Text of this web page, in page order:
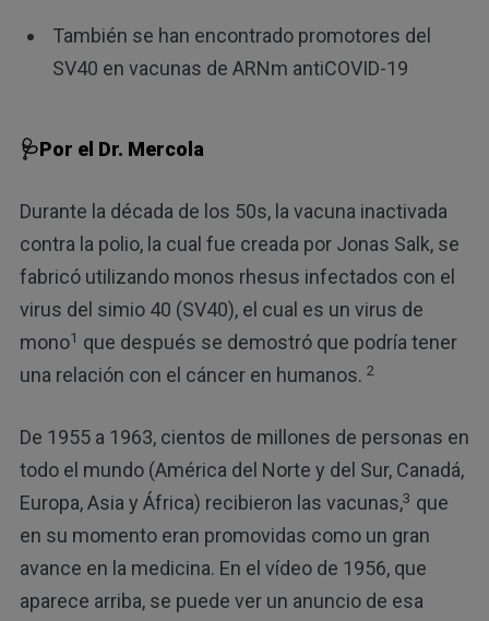
También se han encontrado promotores del
SV40 en vacunas de ARNm antiCOVID-19
🩺Por el Dr. Mercola
Durante la década de los 50s, la vacuna inactivada
contra la polio, la cual fue creada por Jonas Salk, se
fabricó utilizando monos rhesus infectados con el
virus del simio 40 (SV40), el cual es un virus de
mono1 que después se demostró que podría tener
una relación con el cáncer en humanos. 2
De 1955 a 1963, cientos de millones de personas en
todo el mundo (América del Norte y del Sur, Canadá,
Europa, Asia y África) recibieron las vacunas,3 que
en su momento eran promovidas como un gran
avance en la medicina. En el vídeo de 1956, que
aparece arriba, se puede ver un anuncio de esa